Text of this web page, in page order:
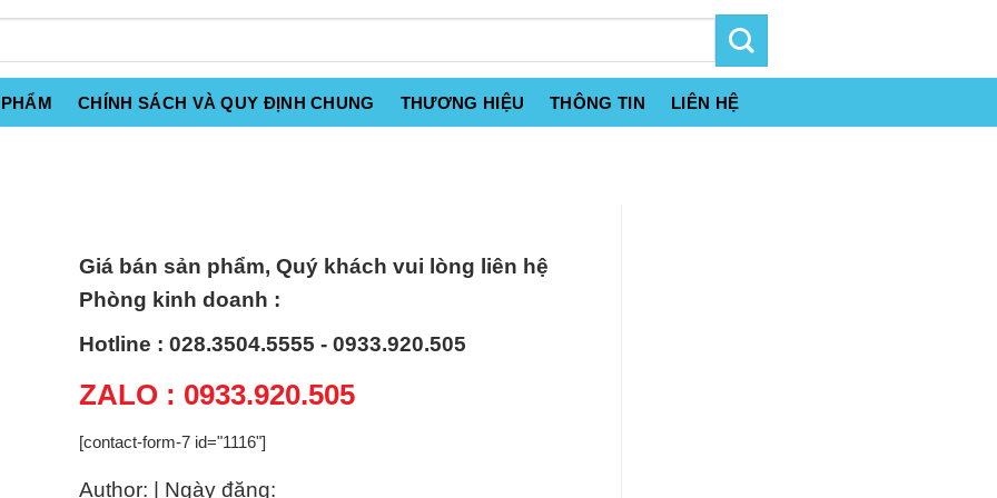
CHÍNH SÁCH VÀ QUY ĐỊNH CHUNG THƯƠNG HIỆU THÔNG TIN LIÊN HỆ
Giá bán sản phẩm, Quý khách vui lòng liên hệ
Phòng kinh doanh :
Hotline : 028.3504.5555 - 0933.920.505
ZALO : 0933.920.505
[contact-form-7 id="1116"]
Author: | Ngày đăng: